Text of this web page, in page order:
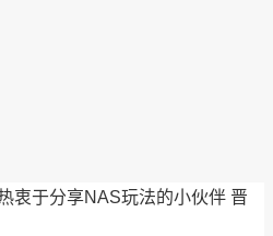
衷于分享NAS玩法的小伙伴 晋